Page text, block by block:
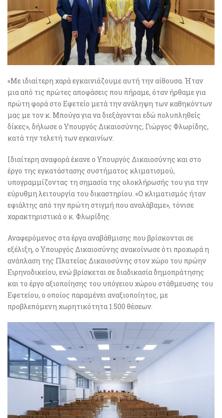
«Με ιδιαίτερη χαρά εγκαινιάζουμε αυτή την αίθουσα. Ήταν
μια από τις πρώτες αποφάσεις που πήραμε, όταν ήρθαμε για
πρώτη φορά στο Εφετείο μετά την ανάληψη των καθηκόντων
μας με τον κ. Μπούγα για να διεξάγονται εδώ πολυπληθείς
δίκες», δήλωσε ο Υπουργός Δικαιοσύνης, Γιώργος Φλωρίδης,
κατά την τελετή των εγκαινίων.
Ιδιαίτερη αναφορά έκανε ο Υπουργός Δικαιοσύνης και στο
έργο της εγκατάστασης συστήματος κλιματισμού,
υπογραμμίζοντας τη σημασία της ολοκλήρωσής του για την
εύρυθμη λειτουργία του δικαστηρίου. «Ο κλιματισμός ήταν
εφιάλτης από την πρώτη στιγμή που αναλάβαμε», τόνισε
χαρακτηριστικά ο κ. Φλωρίδης.
Αναφερόμενος στα έργα αναβάθμισης που βρίσκονται σε
εξέλιξη, ο Υπουργός Δικαιοσύνης ανακοίνωσε ότι προχωρά η
ανάπλαση της Πλατείας Δικαιοσύνης στον χώρο του πρώην
Ειρηνοδικείου, ενώ βρίσκεται σε διαδικασία δημοπράτησης
και το έργο αξιοποίησης του υπόγειου χώρου στάθμευσης του
Εφετείου, ο οποίος παραμένει αναξιοποίητος, με
προβλεπόμενη χωρητικότητα 1.500 θέσεων.